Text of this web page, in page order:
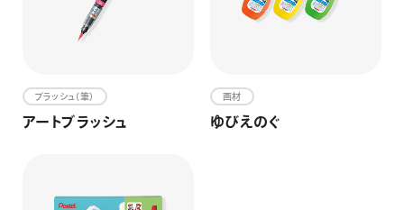
ブラッシュ（筆）
アートブラッシュ
画材
ゆびえのぐ